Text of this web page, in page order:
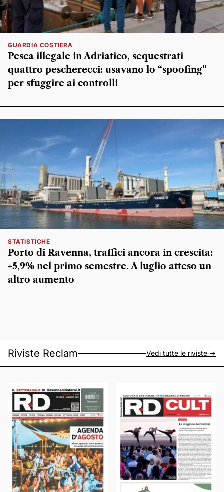
GUARDIA COSTIERA
Pesca illegale in Adriatico, sequestrati
quattro pescherecci: usavano lo “spoofing”
per sfuggire ai controlli
STATISTICHE
Porto di Ravenna, traffici ancora in crescita:
+5,9% nel primo semestre. A luglio atteso un
altro aumento
Riviste Reclam Vedi tutte le riviste ->